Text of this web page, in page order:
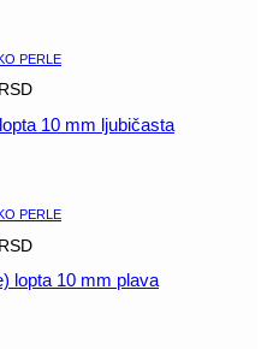
PERLE
RSD
10 mm ljubičasta
PERLE
RSD
lopta 10 mm plava